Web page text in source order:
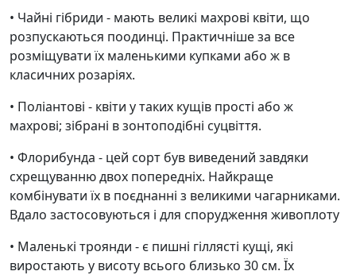
• Чайні гібриди - мають великі махрові квіти, що
розпускаються поодинці. Практичніше за все
розміщувати їх маленькими купками або ж в
класичних розаріях.
• Поліантові - квіти у таких кущів прості або ж
махрові; зібрані в зонтоподібні суцвіття.
• Флорибунда - цей сорт був виведений завдяки
схрещуванню двох попередніх. Найкраще
комбінувати їх в поєднанні з великими чагарниками.
Вдало застосовуються і для спорудження живоплоту
• Маленькі троянди - є пишні гіллясті кущі, які
виростають у висоту всього близько 30 см. Їх